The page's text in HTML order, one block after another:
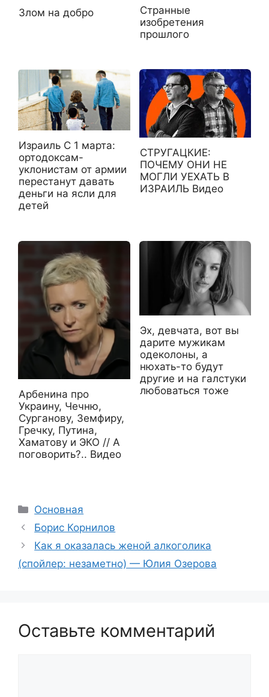
Злом на добро
Странные
изобретения
прошлого
Израиль С 1 марта:
ортодоксам-
уклонистам от армии
перестанут давать
деньги на ясли для
детей
СТРУГАЦКИЕ:
ПОЧЕМУ ОНИ НЕ
МОГЛИ УЕХАТЬ В
ИЗРАИЛЬ Видео
Арбенина про
Украину, Чечню,
Сурганову, Земфиру,
Гречку, Путина,
Хаматову и ЭКО // А
поговорить?.. Видео
Эх, девчата, вот вы
дарите мужикам
одеколоны, а
нюхать-то будут
другие и на галстуки
любоваться тоже
Рубрики
Основная
Борис Корнилов
Как я оказалась женой алкоголика
(спойлер: незаметно) — Юлия Озерова
Оставьте комментарий